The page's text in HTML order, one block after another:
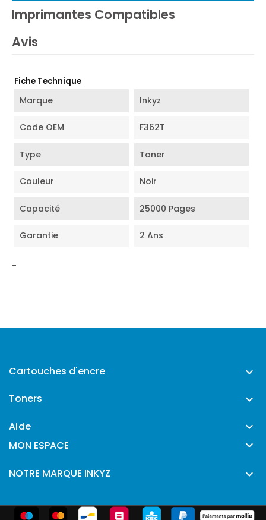
Imprimantes Compatibles
Avis
Fiche Technique
Marque Inkyz
Code OEM F362T
Type Toner
Couleur Noir
Capacité 25000 Pages
Garantie 2 Ans
-
Cartouches d'encre 
Toners 
Aide 
MON ESPACE 
NOTRE MARQUE INKYZ 